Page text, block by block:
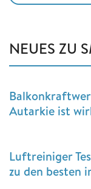
NEUES ZU
Autarkie ist
Luftreiniger
zu den besten